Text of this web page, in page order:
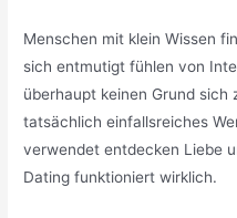
Menschen mit klein Wissen
sich entmutigt fühlen von
überhaupt keinen Grund
tatsächlich einfallsreiches
verwendet entdecken Liebe
Dating funktioniert wirklich.